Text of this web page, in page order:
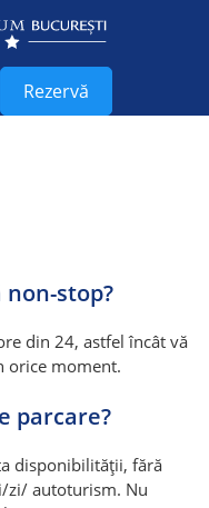
Rezervă
non-stop?
din 24, astfel încât vă
orice moment.
parcare?
disponibilității, fără
zi/ autoturism. Nu